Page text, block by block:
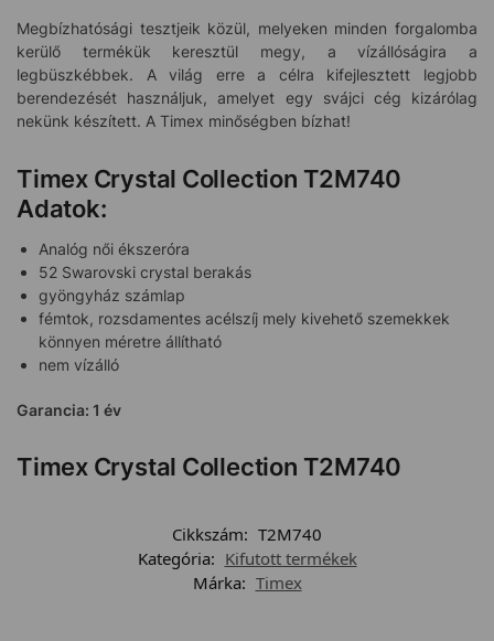
Megbízhatósági tesztjeik közül, melyeken minden forgalomba
kerülő termékük keresztül megy, a vízállóságira a
legbüszkébbek. A világ erre a célra kifejlesztett legjobb
berendezését használjuk, amelyet egy svájci cég kizárólag
nekünk készített. A Timex minőségben bízhat!
Timex Crystal Collection T2M740
Adatok:
Analóg női ékszeróra
52 Swarovski crystal berakás
gyöngyház számlap
fémtok, rozsdamentes acélszíj mely kivehető szemekkek
könnyen méretre állítható
nem vízálló
Garancia: 1 év
Timex Crystal Collection T2M740
Cikkszám: T2M740
Kategória: Kifutott termékek
Márka: Timex